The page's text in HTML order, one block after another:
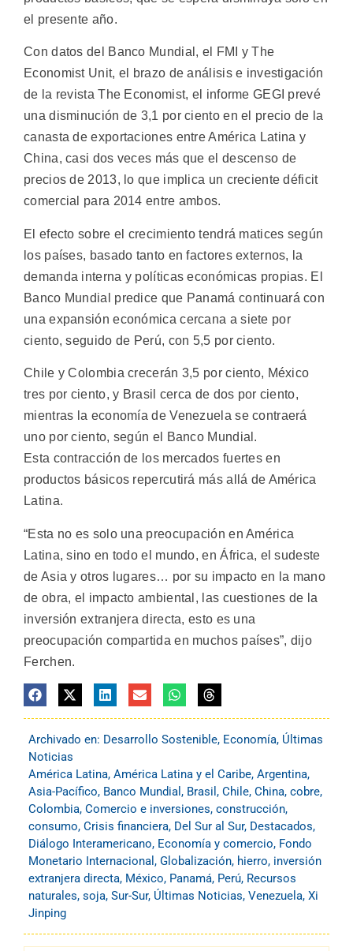
el presente año.
Con datos del Banco Mundial, el FMI y The
Economist Unit, el brazo de análisis e investigación
de la revista The Economist, el informe GEGI prevé
una disminución de 3,1 por ciento en el precio de la
canasta de exportaciones entre América Latina y
China, casi dos veces más que el descenso de
precios de 2013, lo que implica un creciente déficit
comercial para 2014 entre ambos.
El efecto sobre el crecimiento tendrá matices según
los países, basado tanto en factores externos, la
demanda interna y políticas económicas propias. El
Banco Mundial predice que Panamá continuará con
una expansión económica cercana a siete por
ciento, seguido de Perú, con 5,5 por ciento.
Chile y Colombia crecerán 3,5 por ciento, México
tres por ciento, y Brasil cerca de dos por ciento,
mientras la economía de Venezuela se contraerá
uno por ciento, según el Banco Mundial.
Esta contracción de los mercados fuertes en
productos básicos repercutirá más allá de América
Latina.
“Esta no es solo una preocupación en América
Latina, sino en todo el mundo, en África, el sudeste
de Asia y otros lugares… por su impacto en la mano
de obra, el impacto ambiental, las cuestiones de la
inversión extranjera directa, esto es una
preocupación compartida en muchos países”, dijo
Ferchen.
Archivado en: Desarrollo Sostenible, Economía, Últimas
Noticias
América Latina, América Latina y el Caribe, Argentina,
Asia-Pacífico, Banco Mundial , Brasil , Chile, China, cobre,
Colombia, Comercio e inversiones, construcción,
consumo, Crisis financiera, Del Sur al Sur, Destacados,
Diálogo Interamericano, Economía y comercio, Fondo
Monetario Internacional , Globalización, hierro, inversión
extranjera directa, México, Panamá, Perú, Recursos
naturales, soja, Sur-Sur, Últimas Noticias, Venezuela, Xi
Jinping